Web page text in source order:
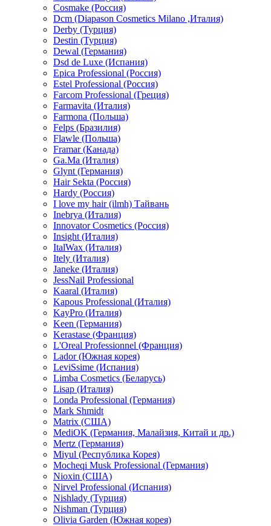
Cosmake (Россия)
Dcm (Diapason Cosmetics Milano ,Италия)
Derby (Турция)
Destin (Турция)
Dewal (Германия)
Dsd de Luxe (Испания)
Epica Professional (Россия)
Estel Professional (Россия)
Farcom Professional (Греция)
Farmavita (Италия)
Farmona (Польша)
Felps (Бразилия)
Flawle (Польша)
Framar (Канада)
Ga.Ma (Италия)
Glynt (Германия)
Hair Sekta (Россия)
Hardy (Россия)
I love my hair (ilmh) Тайвань
Inebrya (Италия)
Innovator Cosmetics (Россия)
Insight (Италия)
ItalWax (Италия)
Itely (Италия)
Janeke (Италия)
JessNail Professional
Kaaral (Италия)
Kapous Professional (Италия)
KayPro (Италия)
Keen (Германия)
Kerastase (Франция)
L'Oreal Professionnel (Франция)
Lador (Южная корея)
LeviSsime (Испания)
Limba Cosmetics (Беларусь)
Lisap (Италия)
Londa Professional (Германия)
Mark Shmidt
Matrix (США)
MediOK (Германия, Малайзия, Китай и др.)
Mertz (Германия)
Miyul (Республика Корея)
Mocheqi Musk Professional (Германия)
Nioxin (США)
Nirvel Professional (Испания)
Nishlady (Турция)
Nishman (Турция)
Olivia Garden (Южная корея)